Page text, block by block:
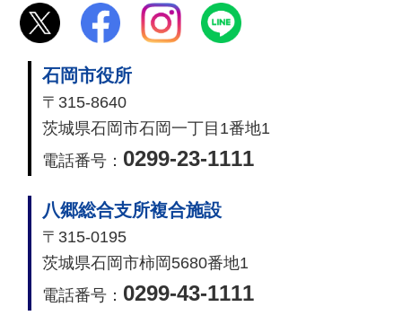
石岡市役所
〒315-8640
茨城県石岡市石岡一丁目1番地1
電話番号： 0299-23-1111
八郷総合支所複合施設
〒315-0195
茨城県石岡市柿岡5680番地1
電話番号： 0299-43-1111